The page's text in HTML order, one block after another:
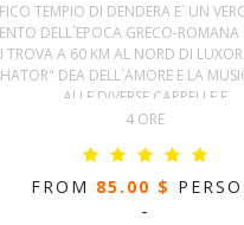
TEMPIO DI DENDERA E` UN
DELL`EPOCA GRECO-ROMANA
TROVA A 60 KM AL NORD DI
DEA DELL`AMORE E LA
ALLE DIVERSE CAPPELLE E
4 ORE
FROM 85.00 $
-